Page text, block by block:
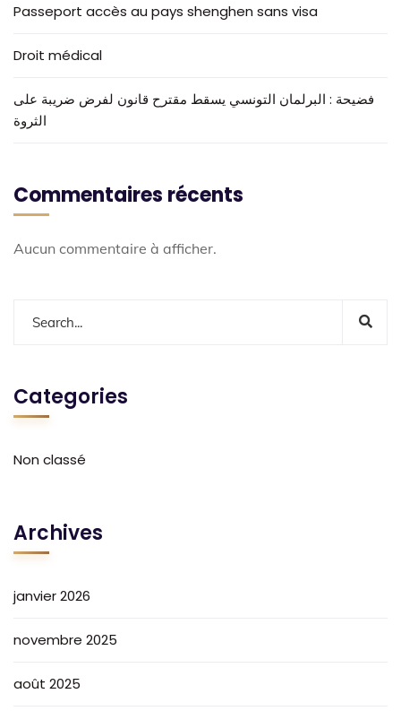
Passeport accès au pays shenghen sans visa
Droit médical
فضيحة : البرلمان التونسي يسقط مقترح قانون لفرض ضريبة على
الثروة
Commentaires récents
Aucun commentaire à afficher.
Categories
Non classé
Archives
janvier 2026
novembre 2025
août 2025